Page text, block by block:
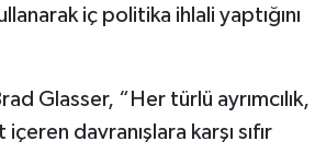
iç politika ihlali yaptığını
Glasser, “Her türlü ayrımcılık,
davranışlara karşı sıfır